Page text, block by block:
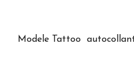
Modele Tattoo